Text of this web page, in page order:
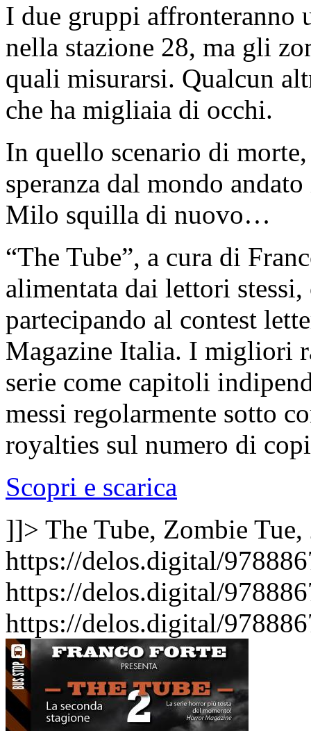
I due gruppi affronteranno
nella stazione 28, ma gli
quali misurarsi. Qualcun
che ha migliaia di occhi.
In quello scenario di
speranza dal mondo
Milo squilla di nuovo…
“The Tube”, a cura di
alimentata dai lettori
partecipando al contest
Magazine Italia. I migliori
serie come capitoli
messi regolarmente sotto
royalties sul numero di
Scopri e scarica
]]> The Tube, Zombie Tue,
https://delos.digital/
https://delos.digital/
https://delos.digital/